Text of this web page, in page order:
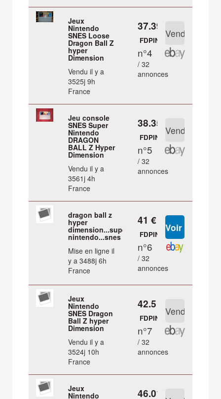
Jeux
Nintendo
SNES Loose
Dragon Ball Z
hyper
Dimension
Vendu il y a
3525j 9h
France
37.39 €
FDPIN
n°4
/ 32
annonces
Jeu console
SNES Super
Nintendo
DRAGON
BALL Z Hyper
Dimension
Vendu il y a
3561j 4h
France
38.35 €
FDPIN
n°5
/ 32
annonces
dragon ball z
hyper
dimension...super
nintendo...snes
Mise en ligne il
y a 3488j 6h
France
41 €
FDPIN
n°6
/ 32
annonces
Jeux
Nintendo
SNES Dragon
Ball Z hyper
Dimension
Vendu il y a
3524j 10h
France
42.5 €
FDPIN
n°7
/ 32
annonces
Jeux
Nintendo 46.01 €